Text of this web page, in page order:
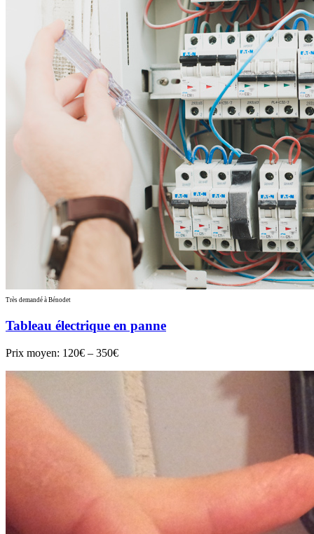
Très demandé à Bénodet
Tableau électrique en panne
Prix moyen: 120€ – 350€